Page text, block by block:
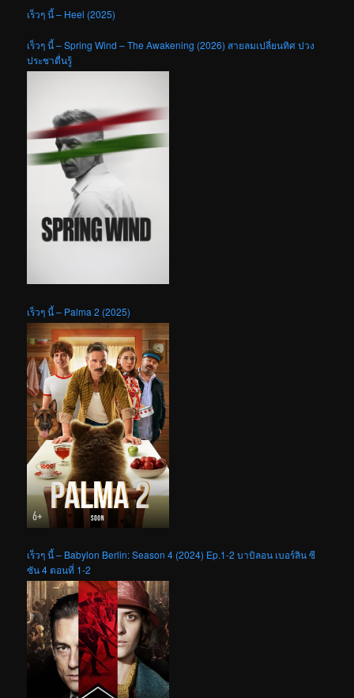
เร็วๆ นี้ – Heel (2025)
เร็วๆ นี้ – Spring Wind – The Awakening (2026) สายลมเปลี่ยนทิศ ปวง
ประชาตื่นรู้
เร็วๆ นี้ – Palma 2 (2025)
เร็วๆ นี้ – Babylon Berlin: Season 4 (2024) Ep.1-2 บาบิลอน เบอร์ลิน ซี
ซัน 4 ตอนที่ 1-2